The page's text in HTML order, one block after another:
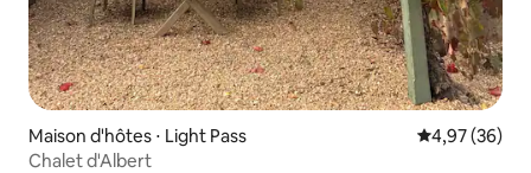
Maison d'hôtes ⋅ Light Pass Évaluation
4,97 (36)
Chalet d'Albert